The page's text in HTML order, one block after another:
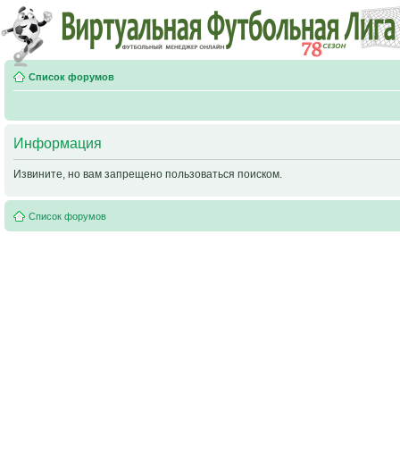
Список форумов
Информация
Извините, но вам запрещено пользоваться поиском.
Список форумов